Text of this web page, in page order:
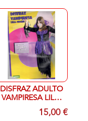
DISFRAZ ADULTO
VAMPIRESA LILA-
NEGRA TALLA
UNICA15,00 €